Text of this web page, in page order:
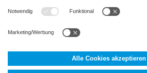
+41 (0) 55 645 20 66